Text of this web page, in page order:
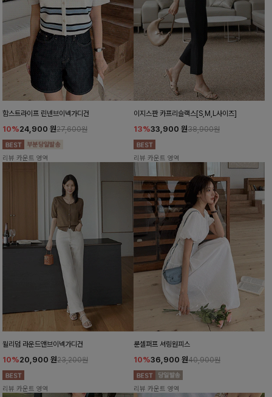
함스트라이프 린넨브이넥가디건
10%24,900 원27,600원
리뷰 카운트 영역
이지스판 카프리슬랙스[S,M,L사이즈]
13%33,900 원38,900원
리뷰 카운트 영역
윌리덤 라운드앤브이넥가디건
10%20,900 원23,200원
리뷰 카운트 영역
룬셀퍼프 셔링원피스
10%36,900 원40,900원
리뷰 카운트 영역